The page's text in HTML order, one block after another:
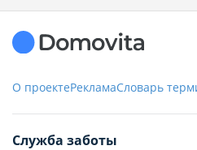
О проектеРекламаСловарь
Служба заботы